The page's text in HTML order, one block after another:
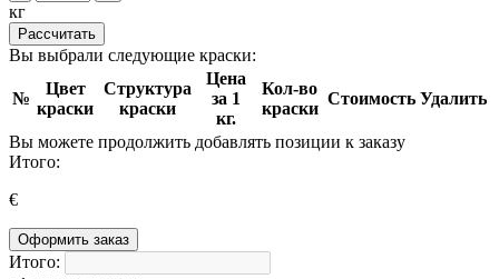
кг
Рассчитать
Вы выбрали следующие краски:
№
Цвет
краски
Структура
краски
Цена
за 1
кг.
Кол-во
краски
Стоимость Удалить
Вы можете продолжить добавлять позиции к заказу
Итого:
€
Оформить заказ
Итого: